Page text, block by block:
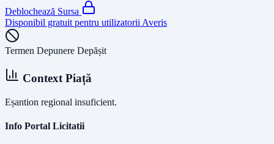
Deblochează Sursa
Disponibil gratuit pentru utilizatorii Averis
Termen Depunere Depășit
Context Piață
Eșantion regional insuficient.
Info Portal Licitatii